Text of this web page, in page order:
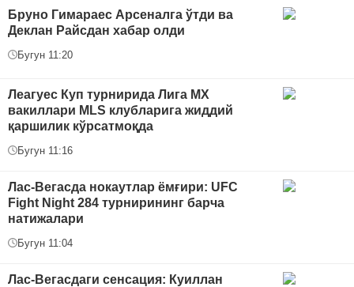
Бруно Гимараес Арсеналга ўтди ва
Деклан Райсдан хабар олди
Бугун 11:20
Леагуес Куп турнирида Лига МХ
вакиллари MLS клубларига жиддий
қаршилик кўрсатмоқда
Бугун 11:16
Лас-Вегасда нокаутлар ёмғири: UFC
Fight Night 284 турнирининг барча
натижалари
Бугун 11:04
Лас-Вегасдаги сенсация: Куиллан